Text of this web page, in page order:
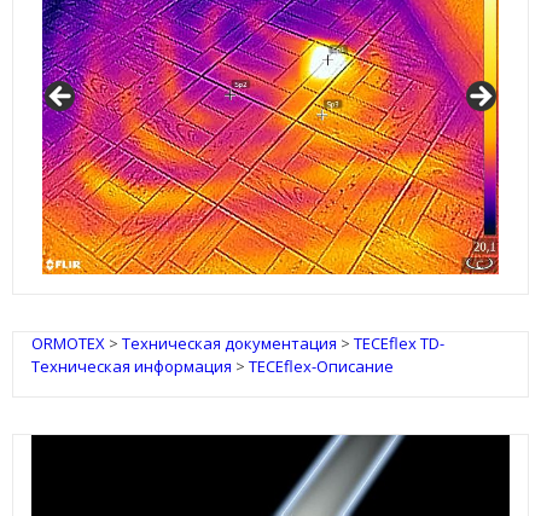
IRSAP Design Radiators
ORMOTEX > Техническая документация > TECEflex TD-
Техническая информация > TECEflex-Описание